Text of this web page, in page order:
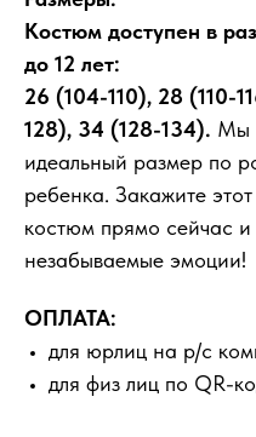
Костюм доступен в
до 12 лет:
26 (104-110), 28 (110-
128), 34 (128-134). Мы
идеальный размер по
ребенка. Закажите
костюм прямо сейчас
незабываемые эмоции!
ОПЛАТА:
для юрлиц на р/с
для физ лиц по QR-